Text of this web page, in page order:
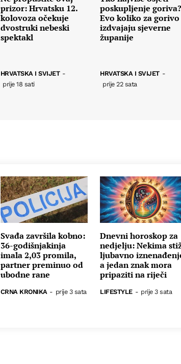
prizor: Hrvatsku 12.
kolovoza očekuje
dvostruki nebeski
spektakl
HRVATSKA I SVIJET -
prije 18 sati
poskupljenje
Evo koliko za gorivo
izdvajaju sjeverne
županije
HRVATSKA I SVIJET -
prije 22 sata
Svađa završila kobno:
36-godišnjakinja
imala 2,03 promila,
partner preminuo od
ubodne rane
CRNA KRONIKA - prije 3 sata
Dnevni horoskop za
nedjelju: Nekima
ljubavno
a jedan znak mora
pripaziti na riječi
LIFESTYLE - prije 3 sata